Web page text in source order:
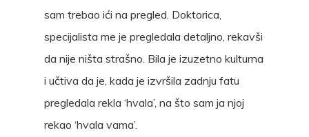
sam trebao ići na pregled. Doktorica,
specijalista me je pregledala detaljno, rekavši
da nije ništa strašno. Bila je izuzetno kulturna
i učtiva da je, kada je izvršila zadnju fatu
pregledala rekla ‘hvala’, na što sam ja njoj
rekao ‘hvala vama’.